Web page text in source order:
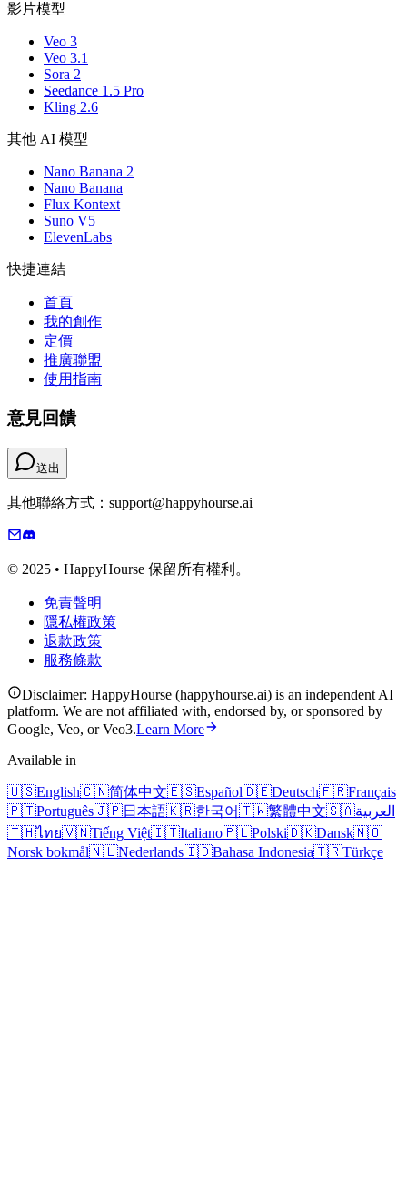
影片模型
Veo 3
Veo 3.1
Sora 2
Seedance 1.5 Pro
Kling 2.6
其他 AI 模型
Nano Banana 2
Nano Banana
Flux Kontext
Suno V5
ElevenLabs
快捷連結
首頁
我的創作
定價
推廣聯盟
使用指南
意見回饋
送出
其他聯絡方式：support@happyhourse.ai
© 2025 • HappyHourse 保留所有權利。
免責聲明
隱私權政策
退款政策
服務條款
Disclaimer: HappyHourse (happyhourse.ai) is an independent AI
platform. We are not affiliated with, endorsed by, or sponsored by
Google, Veo, or Veo3.Learn More
Available in
🇺🇸English🇨🇳简体中文🇪🇸Español🇩🇪Deutsch🇫🇷Français
🇵🇹Português🇯🇵日本語🇰🇷한국어🇹🇼繁體中文🇸🇦العربية
🇹🇭ไทย🇻🇳Tiếng Việt🇮🇹Italiano🇵🇱Polski🇩🇰Dansk🇳🇴
Norsk bokmål🇳🇱Nederlands🇮🇩Bahasa Indonesia🇹🇷Türkçe